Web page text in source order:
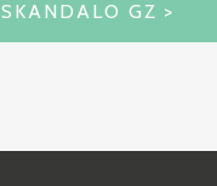
SKANDALO GZ